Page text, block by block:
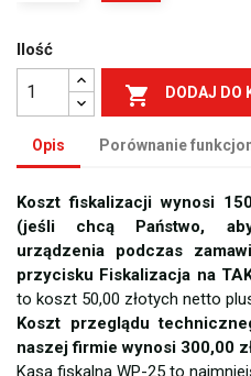
Ilość
 DODAJ DO
Opis Porównanie
Koszt fiskalizacji wynosi
(jeśli chcą Państwo,
urządzenia podczas
przycisku Fiskalizacja na
to koszt 50,00 złotych netto
Koszt przeglądu
naszej firmie wynosi 300,00
Kasa fiskalna WP-25 to